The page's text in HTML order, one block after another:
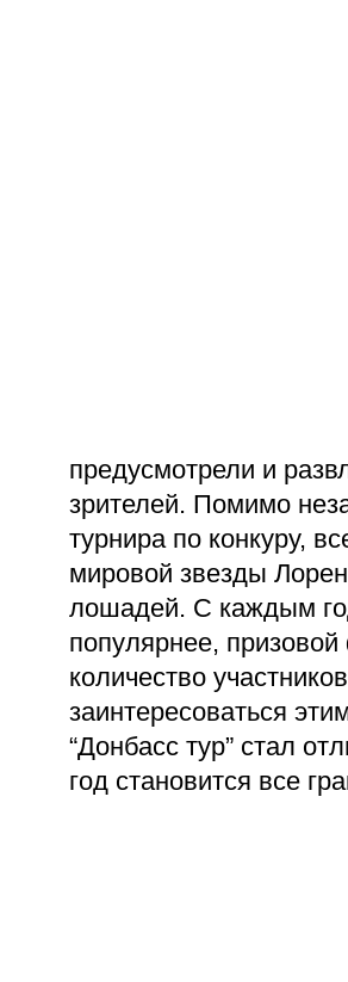
предусмотрели и
зрителей. Помимо
турнира по конкуру,
мировой звезды
лошадей. С каждым
популярнее, призовой
количество
заинтересоваться
“Донбасс тур” стал
год становится все